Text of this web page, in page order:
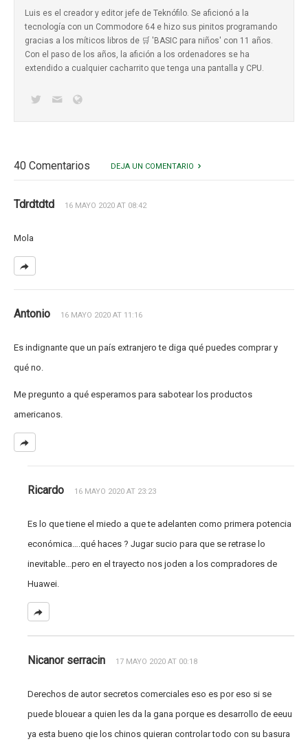
Luis es el creador y editor jefe de Teknófilo. Se aficionó a la
tecnología con un Commodore 64 e hizo sus pinitos programando
gracias a los míticos libros de 🛒 'BASIC para niños' con 11 años.
Con el paso de los años, la afición a los ordenadores se ha
extendido a cualquier cacharrito que tenga una pantalla y CPU.
40 Comentarios DEJA UN COMENTARIO
Tdrdtdtd 16 MAYO 2020 AT 08:42
Mola
Antonio 16 MAYO 2020 AT 11:16
Es indignante que un país extranjero te diga qué puedes comprar y
qué no.
Me pregunto a qué esperamos para sabotear los productos
americanos.
Ricardo 16 MAYO 2020 AT 23:23
Es lo que tiene el miedo a que te adelanten como primera potencia
económica….qué haces ? Jugar sucio para que se retrase lo
inevitable…pero en el trayecto nos joden a los compradores de
Huawei.
Nicanor serracin 17 MAYO 2020 AT 00:18
Derechos de autor secretos comerciales eso es por eso si se
puede blouear a quien les da la gana porque es desarrollo de eeuu
ya esta bueno qie los chinos quieran controlar todo con su basura